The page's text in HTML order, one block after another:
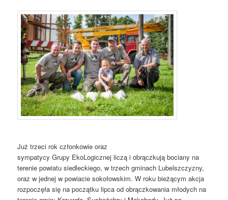
Już trzeci rok członkowie oraz
sympatycy Grupy EkoLogicznej liczą i obrączkują bociany na
terenie powiatu siedleckiego, w trzech gminach Lubelszczyzny,
oraz w jednej w powiacie sokołowskim. W roku bieżącym akcja
rozpoczęła się na początku lipca od obrączkowania młodych na